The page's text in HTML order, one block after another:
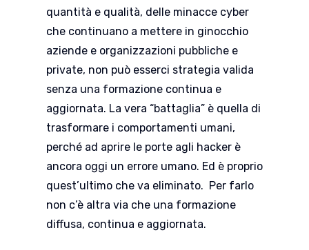
quantità e qualità, delle minacce cyber
che continuano a mettere in ginocchio
aziende e organizzazioni pubbliche e
private, non può esserci strategia valida
senza una formazione continua e
aggiornata. La vera “battaglia” è quella di
trasformare i comportamenti umani,
perché ad aprire le porte agli hacker è
ancora oggi un errore umano. Ed è proprio
quest’ultimo che va eliminato. Per farlo
non c’è altra via che una formazione
diffusa, continua e aggiornata.